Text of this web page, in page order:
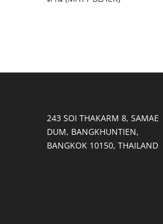
243 SOI THAKARM 8, SAMAE
DUM, BANGKHUNTIEN,
BANGKOK 10150, THAILAND